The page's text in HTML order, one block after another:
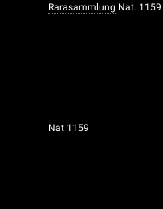
Rarasammlung Nat. 1159
Nat 1159